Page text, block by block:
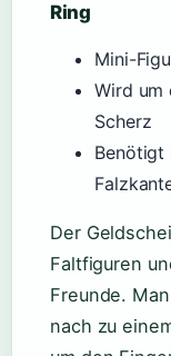
Ring
Mini-
Wird um
Scherz
Benötigt
Der
Faltfiguren
Freunde.
nach zu